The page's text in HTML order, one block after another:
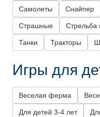
Самолеты Снайпер
Страшные Стрельба
Танки Тракторы
Игры для
Веселая ферма
Для детей 3-4 лет